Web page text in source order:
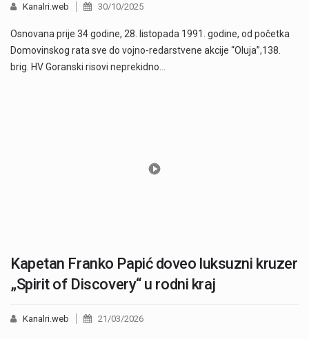
Kanalri.web 30/10/2025
Osnovana prije 34 godine, 28. listopada 1991. godine, od početka
Domovinskog rata sve do vojno-redarstvene akcije “Oluja”,138.
brig. HV Goranski risovi neprekidno…
Kapetan Franko Papić doveo luksuzni kruzer
„Spirit of Discovery“ u rodni kraj
Kanalri.web 21/03/2026